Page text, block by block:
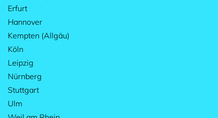
Erfurt
Hannover
Kempten (Allgäu)
Köln
Leipzig
Nürnberg
Stuttgart
Ulm